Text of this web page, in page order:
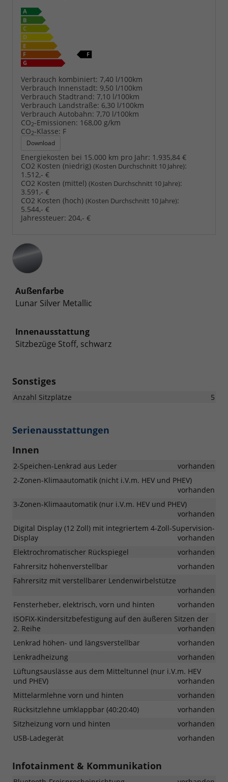
Verbrauch kombiniert: 7,40 l/100km
Verbrauch Innenstadt: 9,50 l/100km
Verbrauch Stadtrand: 7,10 l/100km
Verbrauch Landstraße: 6,30 l/100km
Verbrauch Autobahn: 7,70 l/100km
CO2-Emissionen: 168,00 g/km
CO2-Klasse: F
Download
Energiekosten bei 15.000 km pro Jahr: 1.935,84 €
CO2 Kosten (niedrig) (Kosten Durchschnitt 10 Jahre):
1.512,- €
CO2 Kosten (mittel) (Kosten Durchschnitt 10 Jahre):
3.591,- €
CO2 Kosten (hoch) (Kosten Durchschnitt 10 Jahre):
5.544,- €
Jahressteuer: 204,- €
Außenfarbe
Lunar Silver Metallic
Innenausstattung
Sitzbezüge Stoff, schwarz
Sonstiges
Anzahl Sitzplätze 5
Serienausstattungen
Innen
2-Speichen-Lenkrad aus Leder
vorhanden
2-Zonen-Klimaautomatik (nicht i.V.m. HEV und PHEV)
vorhanden
3-Zonen-Klimaautomatik (nur i.V.m. HEV und PHEV)
vorhanden
Digital Display (12 Zoll) mit integriertem 4-Zoll-Supervision-
Display
vorhanden
Elektrochromatischer Rückspiegel
vorhanden
Fahrersitz höhenverstellbar
vorhanden
Fahrersitz mit verstellbarer Lendenwirbelstütze
vorhanden
Fensterheber, elektrisch, vorn und hinten
vorhanden
ISOFIX-Kindersitzbefestigung auf den äußeren Sitzen der
2. Reihe
vorhanden
Lenkrad höhen- und längsverstellbar
vorhanden
Lenkradheizung
vorhanden
Lüftungsauslässe aus dem Mitteltunnel (nur i.V.m. HEV
und PHEV)
vorhanden
Mittelarmlehne vorn und hinten
vorhanden
Rücksitzlehne umklappbar (40:20:40)
vorhanden
Sitzheizung vorn und hinten
vorhanden
USB-Ladegerät
vorhanden
Infotainment & Kommunikation